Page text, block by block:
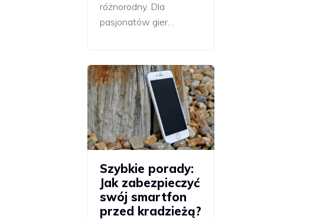
różnorodny. Dla
pasjonatów gier…
Szybkie porady:
Jak zabezpieczyć
swój smartfon
przed kradzieżą?